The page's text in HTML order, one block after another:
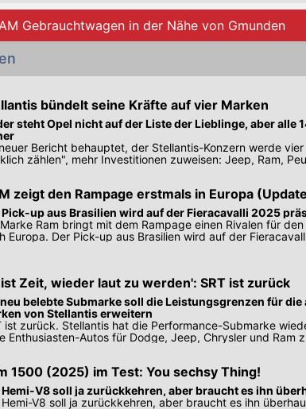
Gebrauchtwagen in der Nähe von Gmunden
bündelt seine Kräfte auf vier Marken
steht Opel nicht auf der Liste der Lieblinge, aber alle
Bericht behauptet, der Stellantis-Konzern werde
zählen", mehr Investitionen zuweisen: Jeep, Ram,
zeigt den Rampage erstmals in Europa
Pick-up aus Brasilien wird auf der Fieracavalli 2025
Ram bringt mit dem Rampage einen Rivalen für den
Europa. Der Pick-up aus Brasilien wird auf der
ist Zeit, wieder laut zu werden': SRT ist zurück
belebte Submarke soll die Leistungsgrenzen für
von Stellantis erweitern
ist zurück. Stellantis hat die Performance-Submarke
Enthusiasten-Autos für Dodge, Jeep, Chrysler und Ram
1500 (2025) im Test: You sechsy Thing!
Hemi-V8 soll ja zurückkehren, aber braucht es ihn
Hemi-V8 soll ja zurückkehren, aber braucht es ihn